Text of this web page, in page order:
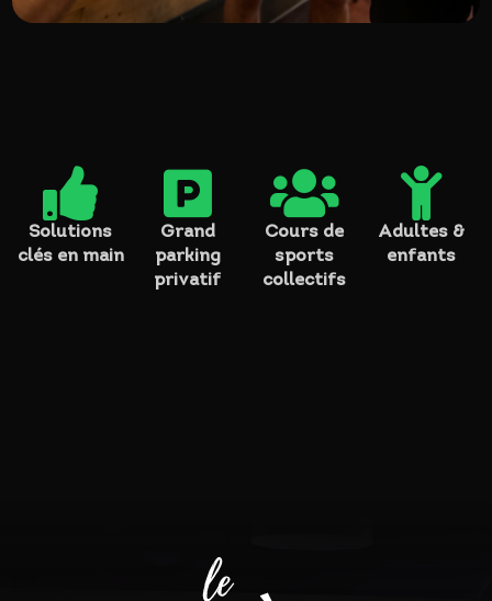

Solutions
clés en main

Grand
parking
privatif

Cours de
sports
collectifs

Adultes &
enfants